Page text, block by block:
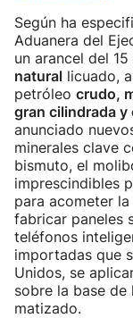
Según ha
Aduanera del
un arancel del
natural licuado,
petróleo crudo,
gran cilindrada y
anunciado
minerales clave
bismuto, el
imprescindibles
para acometer
fabricar paneles
teléfonos
importadas que
Unidos, se
sobre la base de
matizado.